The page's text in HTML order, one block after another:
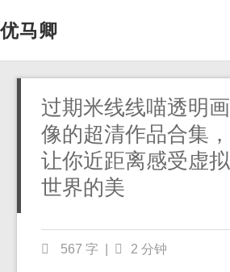
优马卿
过期米线线喵透明画
像的超清作品合集，
让你近距离感受虚拟
世界的美
567 字 2 分钟